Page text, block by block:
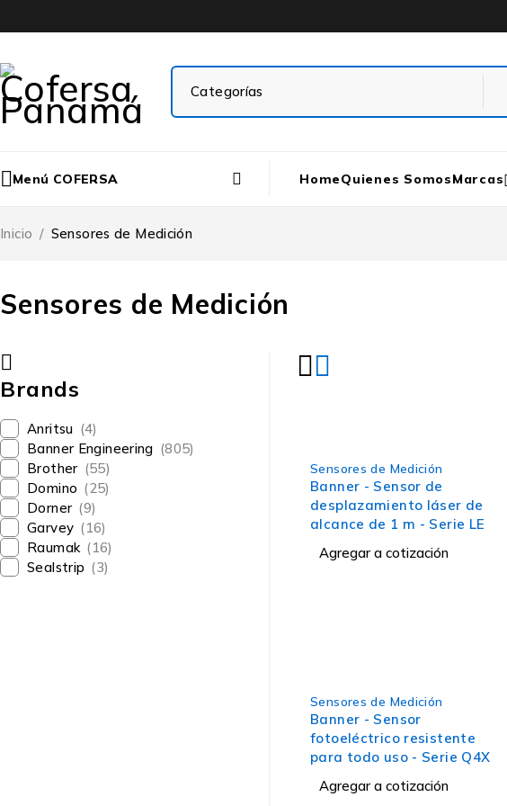
Menú COFERSA HomeQuienes SomosMarcas
Sensores de Medición
Inicio / Sensores de Medición
Brands
Anritsu (4)
Banner Engineering (805)
Brother (55)
Domino (25)
Dorner (9)
Garvey (16)
Raumak (16)
Sealstrip (3)
Sensores de Medición
Banner - Sensor de
desplazamiento láser de
alcance de 1 m - Serie LE
Agregar a cotización
Sensores de Medición
Banner - Sensor
fotoeléctrico resistente
para todo uso - Serie Q4X
Agregar a cotización